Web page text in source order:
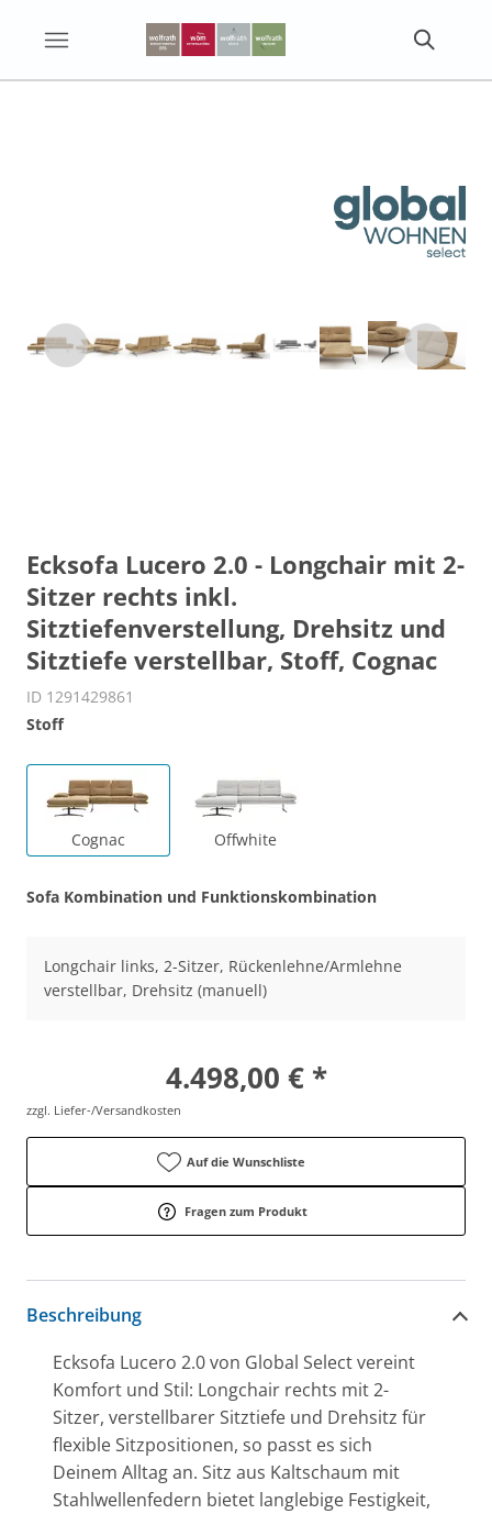
Ecksofa Lucero 2.0 - Longchair mit 2-
Sitzer rechts inkl.
Sitztiefenverstellung, Drehsitz und
Sitztiefe verstellbar, Stoff, Cognac
ID 1291429861
Stoff
Cognac Offwhite
Sofa Kombination und Funktionskombination
Longchair links, 2-Sitzer, Rückenlehne/Armlehne
verstellbar, Drehsitz (manuell)
4.498,00 € *
zzgl. Liefer-/Versandkosten
Auf die Wunschliste
Fragen zum Produkt
Beschreibung
Ecksofa Lucero 2.0 von Global Select vereint
Komfort und Stil: Longchair rechts mit 2-
Sitzer, verstellbarer Sitztiefe und Drehsitz für
flexible Sitzpositionen, so passt es sich
Deinem Alltag an. Sitz aus Kaltschaum mit
Stahlwellenfedern bietet langlebige Festigkeit,